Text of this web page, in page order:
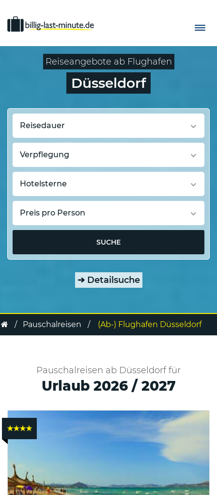
Reiseangebote ab Flughafen
Düsseldorf
Reisedauer
Verpflegung
Hotelsterne
Preis pro Person
SUCHE
➔Detailsuche
Pauschalreisen (Ab-) Flughafen Düsseldorf
Pauschalreisen ab Düsseldorf für
Urlaub 2026 / 2027
★★★★